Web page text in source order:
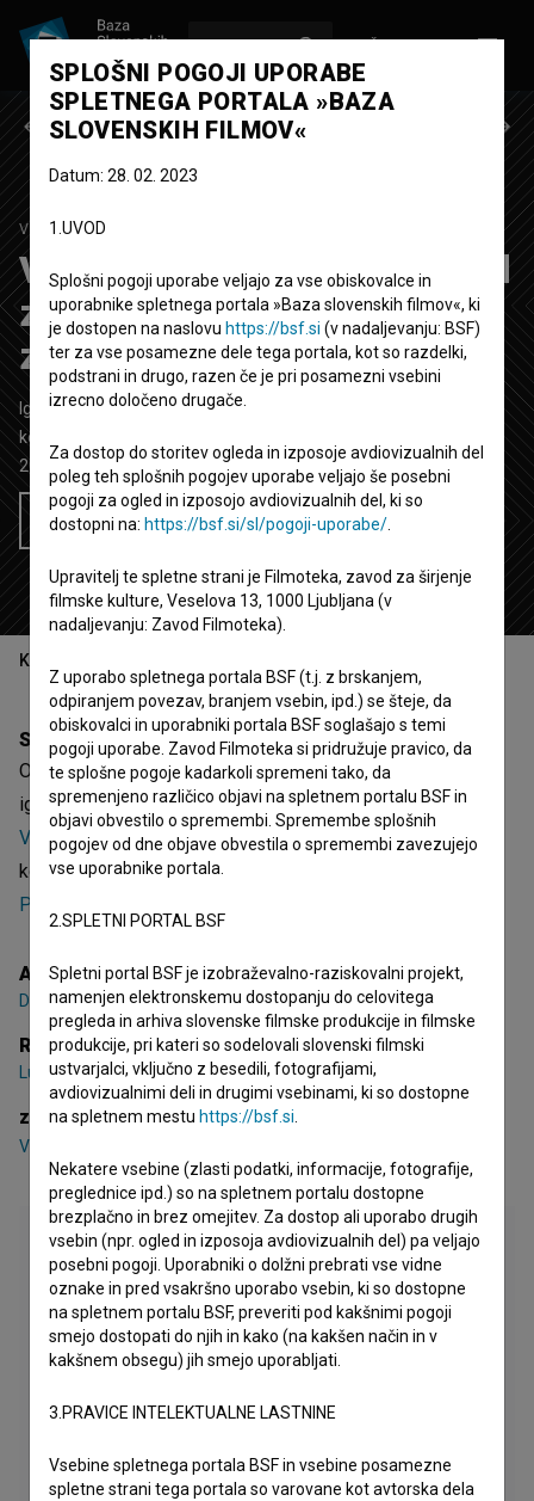
Prejšnja epizoda
VSE PUNCE MOJGA BRATA
Vse punce mojga brata: Od
zarečenega kruha se
zrediš
Igrana TV epizoda 22' 40''
komedija
2022
Slovenija
Želim si ogledati ta film
Kazalo
Sinopsis
Od zarečenega kruha se zrediš je 5. epizoda 2. sezone
igrane serijeVse punce mojga brata (2021). Nastopajo
Valič,Domen Valič,Ajda Smrekar . Žanrsko je opredeljena
kot komedija. Režiser jeLuka Štigl
Pro Plus
Avtor serije
Domen Valič,Vid Valič
Režija
Luka Štigl
zasedba
Vid Valič
SPLOŠNI POGOJI UPORABE
SPLETNEGA PORTALA »BAZA
SLOVENSKIH FILMOV«
Datum: 28. 02. 2023
1.UVOD
Splošni pogoji uporabe veljajo za vse obiskovalce in
uporabnike spletnega portala »Baza slovenskih filmov«, ki
je dostopen na naslovu https://bsf.si (v nadaljevanju: BSF)
ter za vse posamezne dele tega portala, kot so razdelki,
podstrani in drugo, razen če je pri posamezni vsebini
izrecno določeno drugače.
Za dostop do storitev ogleda in izposoje avdiovizualnih del
poleg teh splošnih pogojev uporabe veljajo še posebni
pogoji za ogled in izposojo avdiovizualnih del, ki so
dostopni na: https://bsf.si/sl/pogoji-uporabe/
Upravitelj te spletne strani je Filmoteka, zavod za širjenje
filmske kulture, Veselova 13, 1000 Ljubljana (v
nadaljevanju: Zavod Filmoteka).
Z uporabo spletnega portala BSF (t.j. z brskanjem,
odpiranjem povezav, branjem vsebin, ipd.) se šteje, da
obiskovalci in uporabniki portala BSF soglašajo s temi
pogoji uporabe. Zavod Filmoteka si pridružuje pravico, da
te splošne pogoje kadarkoli spremeni tako, da
spremenjeno različico objavi na spletnem portalu BSF in
objavi obvestilo o spremembi. Spremembe splošnih
pogojev od dne objave obvestila o spremembi zavezujejo
vse uporabnike portala.
2.SPLETNI PORTAL BSF
Spletni portal BSF je izobraževalno-raziskovalni projekt,
namenjen elektronskemu dostopanju do celovitega
pregleda in arhiva slovenske filmske produkcije in filmske
produkcije, pri kateri so sodelovali slovenski filmski
ustvarjalci, vključno z besedili, fotografijami,
avdiovizualnimi deli in drugimi vsebinami, ki so dostopne
na spletnem mestu https://bsf.si
Nekatere vsebine (zlasti podatki, informacije, fotografije,
preglednice ipd.) so na spletnem portalu dostopne
brezplačno in brez omejitev. Za dostop ali uporabo drugih
vsebin (npr. ogled in izposoja avdiovizualnih del) pa veljajo
posebni pogoji. Uporabniki o dolžni prebrati vse vidne
oznake in pred vsakršno uporabo vsebin, ki so dostopne
na spletnem portalu BSF, preveriti pod kakšnimi pogoji
smejo dostopati do njih in kako (na kakšen način in v
kakšnem obsegu) jih smejo uporabljati.
3.PRAVICE INTELEKTUALNE LASTNINE
Vsebine spletnega portala BSF in vsebine posamezne
spletne strani tega portala so varovane kot avtorska dela